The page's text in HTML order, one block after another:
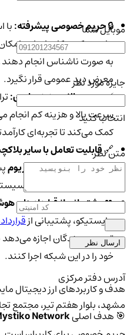
🔒حریم خصوصی پیشرفته:
مایستیکو به کاربران این
به صورت ناشناس انجام
معرض دید عمومی قرار نگیرد.
⚡سرعت بالا و هزینه پایین:
سرعت بالا و هزینه کم انجام
کمک می‌کند تا تجربه‌ای
🔗قابلیت تعامل با سایر
بلاکچین مهم از جملهاتریوم
کاربران می‌دهد که با
👥پشتیبانی از قراردادهای
مایستیکو، پشتیبانی از
خود را در این شبکه اجرا کنند.
هدف و کاربردهای ارز دیجیتال
🎯 هدف اصلیNetwork
موبایل شما
جایزه مورد نظر
انتخاب کنید
متن نظر
ارسال نظر
آدرس دفتر مرکزی
مشهد، بلوار هفتم تیر، مجتمع